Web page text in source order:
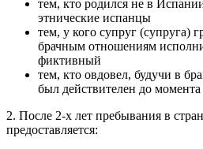
тем, кто родился не в
этнические испанцы
тем, у кого супруг (супруга)
брачным отношениям
фиктивный
тем, кто овдовел, будучи в
был действителен до момента
2. После 2-х лет пребывания в
предоставляется: